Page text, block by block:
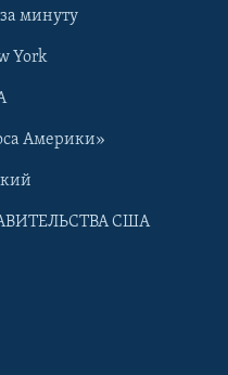
минуту
York
Америки»
США